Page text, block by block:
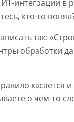
ИТ-интеграции в
кто-то
так:
обработки
касается
о чем-то